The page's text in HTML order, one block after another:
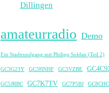
Dillingen
amateurradio Demo
Ein Stadtrundgang mit Philipp Soldan (Teil 2)
GC3G23Y GC3HNHF GC3VZBE
GC5JRBC GC7K7TV GC7P5BJ